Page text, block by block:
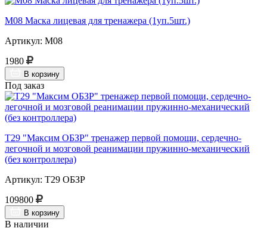
М08 Маска лицевая для тренажера (1уп.5шт.)
Артикул: М08
1980
В корзину
Под заказ
Т29 "Максим ОБЗР" тренажер первой помощи, сердечно-
легочной и мозговой реанимации пружинно-механический
(без контроллера)
Артикул: Т29 ОБЗР
109800
В корзину
В наличии